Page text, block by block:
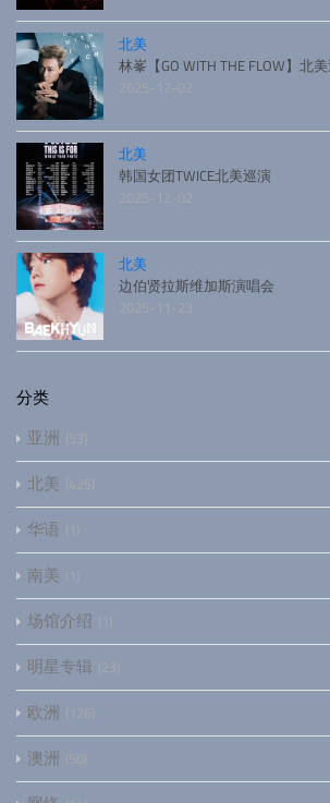
北美
林峯【GO WITH THE FLOW】北
2025-12-02
北美
韩国女团TWICE北美巡演
2025-12-02
北美
边伯贤拉斯维加斯演唱会
2025-11-23
分类
亚洲 53
北美 425
华语 1
南美 1
场馆介绍 1
明星专辑 23
欧洲 126
澳洲 50